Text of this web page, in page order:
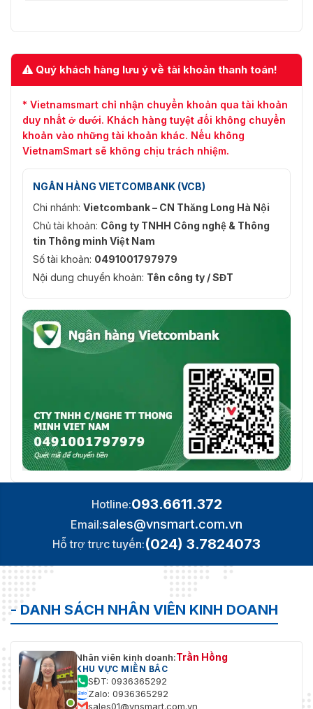
Quý khách hàng lưu ý về tài khoản thanh toán!
* Vietnamsmart chỉ nhận chuyển khoản qua tài khoản
duy nhất ở dưới. Khách hàng tuyệt đối không chuyển
khoản vào những tài khoản khác. Nếu không
VietnamSmart sẽ không chịu trách nhiệm.
NGÂN HÀNG VIETCOMBANK (VCB)
Chi nhánh: Vietcombank – CN Thăng Long Hà Nội
Chủ tài khoản: Công ty TNHH Công nghệ & Thông
tin Thông minh Việt Nam
Số tài khoản: 0491001797979
Nội dung chuyển khoản: Tên công ty / SĐT
Hotline:093.6611.372
Email:sales@vnsmart.com.vn
Hỗ trợ trực tuyến:(024) 3.7824073
- DANH SÁCH NHÂN VIÊN KINH DOANH
Nhân viên kinh doanh:Trần Hồng
KHU VỰC MIỀN BẮC
SĐT: 0936365292
Zalo: 0936365292
sales01@vnsmart.com.vn